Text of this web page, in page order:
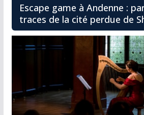
Escape game à Andenne :
traces de la cité perdue de